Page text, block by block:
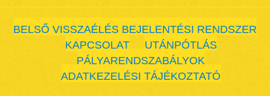
BELSŐ VISSZAÉLÉS BEJELENTÉSI RENDSZER
KAPCSOLAT
UTÁNPÓTLÁS
PÁLYARENDSZABÁLYOK
ADATKEZELÉSI TÁJÉKOZTATÓ